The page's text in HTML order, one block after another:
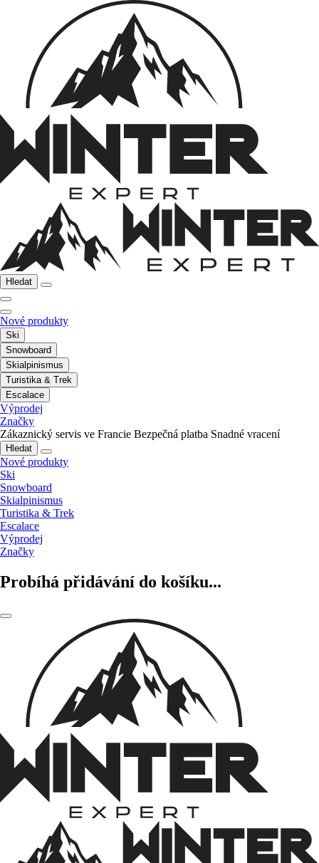
Hledat
Nové produkty
Ski
Snowboard
Skialpinismus
Turistika & Trek
Escalace
Výprodej
Značky
Zákaznický servis ve Francie Bezpečná platba Snadné vracení
Hledat
Nové produkty
Ski
Snowboard
Skialpinismus
Turistika & Trek
Escalace
Výprodej
Značky
Probíhá přidávání do košíku...